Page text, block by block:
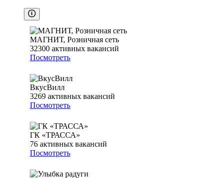
МАГНИТ, Розничная сеть
32300 активных вакансий
Посмотреть
ВкусВилл
3269 активных вакансий
Посмотреть
ГК «ТРАССА»
76 активных вакансий
Посмотреть